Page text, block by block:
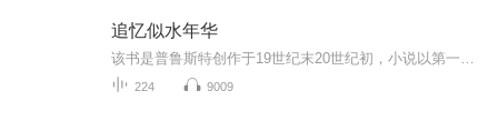
追忆似水年华
224 9009